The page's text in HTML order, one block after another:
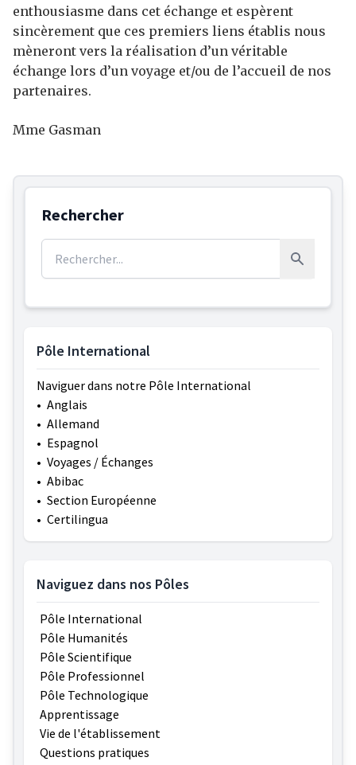
enthousiasme dans cet échange et espèrent
sincèrement que ces premiers liens établis nous
mèneront vers la réalisation d’un véritable
échange lors d’un voyage et/ou de l’accueil de nos
partenaires.
Mme Gasman
Rechercher
Rechercher
Pôle International
Naviguer dans notre Pôle International
• Anglais
• Allemand
• Espagnol
• Voyages / Échanges
• Abibac
• Section Européenne
• Certilingua
Naviguez dans nos Pôles
Pôle International
Pôle Humanités
Pôle Scientifique
Pôle Professionnel
Pôle Technologique
Apprentissage
Vie de l'établissement
Questions pratiques